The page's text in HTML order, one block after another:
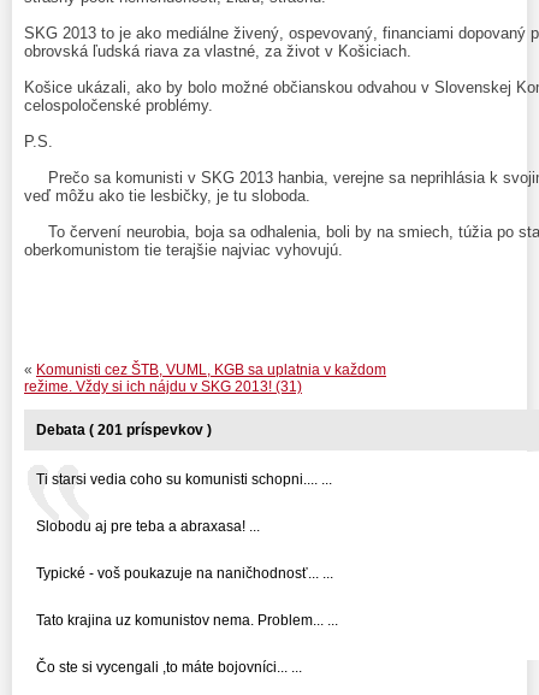
SKG 2013 to je ako mediálne živený, ospevovaný, financiami dopovaný
obrovská ľudská riava za vlastné, za život v Košiciach.
Košice ukázali, ako by bolo možné občianskou odvahou v Slovenskej
celospoločenské problémy.
P.S.
Prečo sa komunisti v SKG 2013 hanbia, verejne sa neprihlásia k
veď môžu ako tie lesbičky, je tu sloboda.
To červení neurobia, boja sa odhalenia, boli by na smiech, túžia po
oberkomunistom tie terajšie najviac vyhovujú.
« Komunisti cez ŠTB, VUML, KGB sa uplatnia v každom
režime. Vždy si ich nájdu v SKG 2013! (31)
Debata ( 201 príspevkov )
Ti starsi vedia coho su komunisti schopni.... ...
Slobodu aj pre teba a abraxasa! ...
Typické - voš poukazuje na naničhodnosť... ...
Tato krajina uz komunistov nema. Problem... ...
Čo ste si vycengali ,to máte bojovníci... ...